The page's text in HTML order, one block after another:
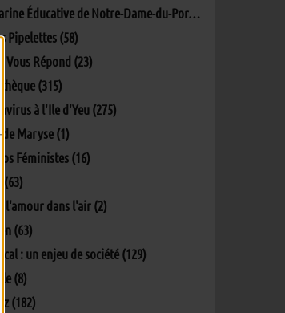
Éducative de Notre-Dame-du-Port (5)
Pipelettes (58)
Vous Répond (23)
(315)
à l'Ile d'Yeu (275)
Maryse (1)
Féministes (16)
(63)
l'amour dans l'air (2)
(63)
: un enjeu de société (129)
(8)
(182)